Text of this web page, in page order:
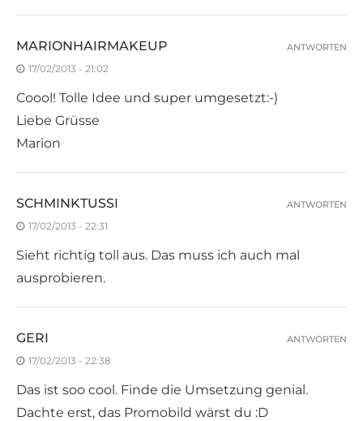
MARIONHAIRMAKEUP
17/02/2013 - 21:02
Coool! Tolle Idee und super umgesetzt:-)
Liebe Grüsse
Marion
ANTWORTEN
SCHMINKTUSSI
17/02/2013 - 22:31
Sieht richtig toll aus. Das muss ich auch mal
ausprobieren.
ANTWORTEN
GERI
17/02/2013 - 22:38
Das ist soo cool. Finde die Umsetzung genial.
Dachte erst, das Promobild wärst du :D
ANTWORTEN